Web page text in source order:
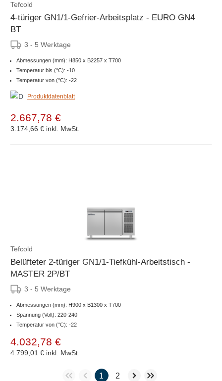
Tefcold
4-türiger GN1/1-Gefrier-Arbeitsplatz - EURO GN4
BT
3 - 5 Werktage
Abmessungen (mm): H850 x B2257 x T700
Temperatur bis (°C): -10
Temperatur von (°C): -22
Produktdatenblatt
2.667,78 €
3.174,66 € inkl. MwSt.
Tefcold
Belüfteter 2-türiger GN1/1-Tiefkühl-Arbeitstisch -
MASTER 2P/BT
3 - 5 Werktage
Abmessungen (mm): H900 x B1300 x T700
Spannung (Volt): 220-240
Temperatur von (°C): -22
4.032,78 €
4.799,01 € inkl. MwSt.
1 2